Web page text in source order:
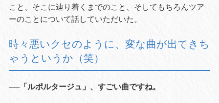
こと、そこに辿り着くまでのこと、そしてもちろんツア
ーのことについて話していただいた。
時々悪いクセのように、変な曲が出てきち
ゃうというか（笑）
──「ルポルタージュ」、すごい曲ですね。